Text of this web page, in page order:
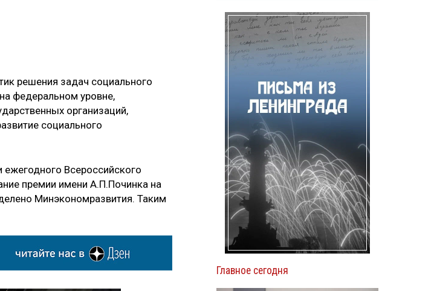
решения задач социального
федеральном уровне,
организаций,
социального
Всероссийского
премии имени А.П.Починка на
Минэкономразвития. Таким
Главное сегодня